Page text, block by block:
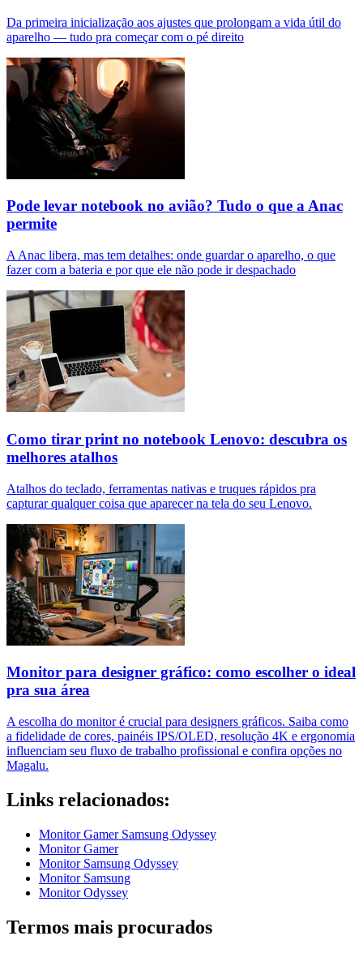
Da primeira inicialização aos ajustes que prolongam a vida útil do
aparelho — tudo pra começar com o pé direito
Pode levar notebook no avião? Tudo o que a Anac
permite
A Anac libera, mas tem detalhes: onde guardar o aparelho, o que
fazer com a bateria e por que ele não pode ir despachado
Como tirar print no notebook Lenovo: descubra os
melhores atalhos
Atalhos do teclado, ferramentas nativas e truques rápidos pra
capturar qualquer coisa que aparecer na tela do seu Lenovo.
Monitor para designer gráfico: como escolher o ideal
pra sua área
A escolha do monitor é crucial para designers gráficos. Saiba como
a fidelidade de cores, painéis IPS/OLED, resolução 4K e ergonomia
influenciam seu fluxo de trabalho profissional e confira opções no
Magalu.
Links relacionados:
Monitor Gamer Samsung Odyssey
Monitor Gamer
Monitor Samsung Odyssey
Monitor Samsung
Monitor Odyssey
Termos mais procurados